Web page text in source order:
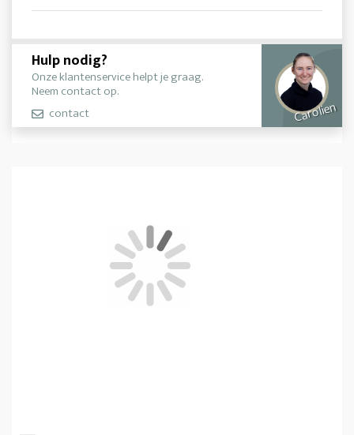
Hulp nodig?
Onze klantenservice helpt je graag.
Neem contact op.
contact
Carolien